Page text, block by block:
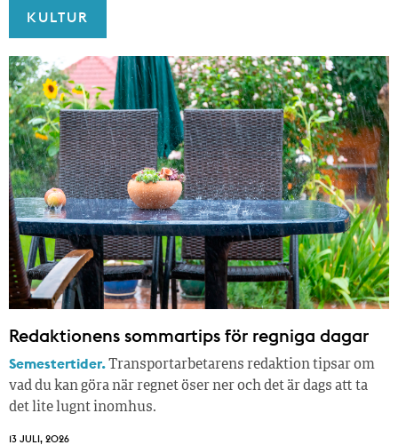
KULTUR
Redaktionens sommar­tips för regniga dagar
Semestertider.Transportarbetarens redaktion tipsar om
vad du kan göra när regnet öser ner och det är dags att ta
det lite lugnt inomhus.
13 JULI, 2026